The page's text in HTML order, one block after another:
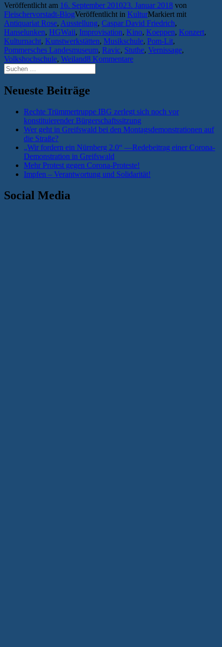
die
8.
Greifswalder
Kulturnacht
zu
bieten?“
Veröffentlicht am 16. September 201023. Januar 2018 von
Fleischervorstadt-BlogVeröffentlicht in KulturMarkiert mit
Antiquariat Rose, Ausstellung, Caspar David Friedrich,
Hanselunken, HGWaii, Improvisation, Kino, Koeppen, Konzert,
Kulturnacht, Kunstwerkstätten, Musikschule, Pom-Lit,
Pommersches Landesmuseum, Ravic, Stuthe, Vernissage,
Volkshochschule, Weiland8 Kommentare
Suchen
nach:
Neueste Beiträge
Rechte Trümmertruppe IBG zerlegt sich noch vor
konstituierender Bürgerschaftssitzung
Wer geht in Greifswald bei den Montagsdemonstrationen auf
die Straße?
„Wir fordern ein Nürnberg 2.0“ —Redebeitrag einer Corona-
Demonstration in Greifswald
Mehr Protest gegen Corona-Proteste!
Impfen – Verantwortung und Solidarität!
Social Media